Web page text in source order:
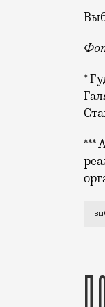
*
***